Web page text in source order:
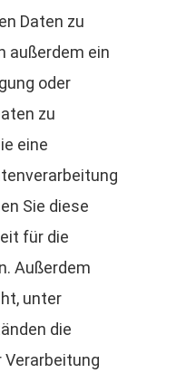
Daten zu
außerdem ein
oder
zu
eine
Sie diese
für die
Außerdem
unter
die
Verarbeitung